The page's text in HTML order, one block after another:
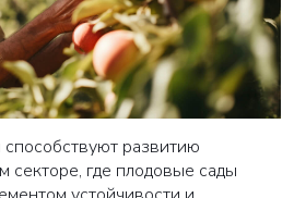
развитию
секторе, где плодовые сады